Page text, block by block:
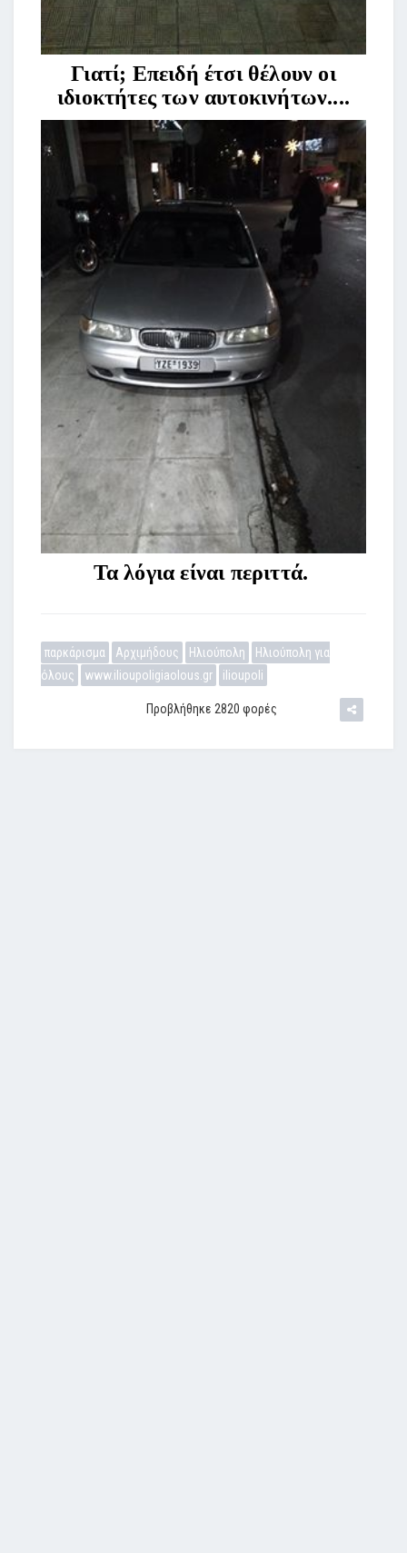
Γιατί; Επειδή έτσι θέλουν οι
ιδιοκτήτες των αυτοκινήτων....
Τα λόγια είναι περιττά.
παρκάρισμα Αρχιμήδους Ηλιούπολη
Ηλιούπολη για
όλους
www.ilioupoligiaolous.gr ilioupoli
Προβλήθηκε 2820 φορές